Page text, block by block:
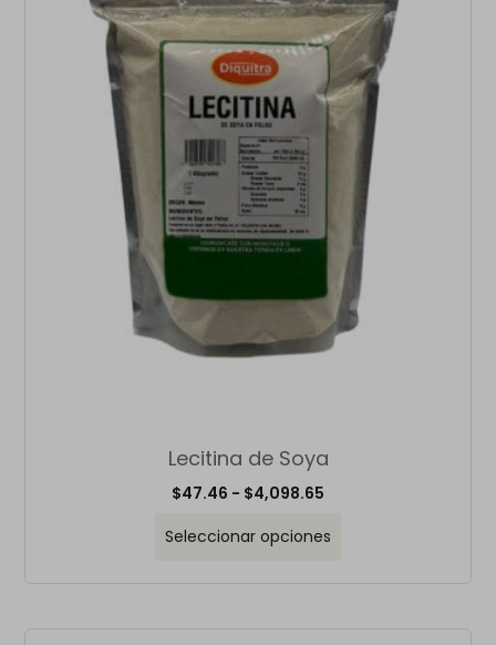
Lecitina de Soya
$47.46 - $4,098.65
Seleccionar opciones